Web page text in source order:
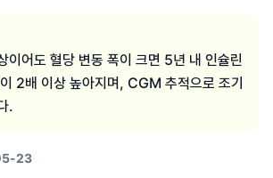
이어도 혈당 변동 폭이 크면 5년 내 인슐린
2배 이상 높아지며, CGM 추적으로 조기
.
23